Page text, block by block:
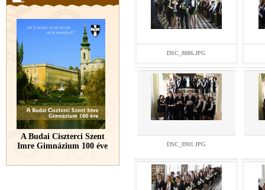
A Budai Ciszterci Szent
Imre Gimnázium 100 éve
DSC_8886.JPG
DSC_8901.JPG